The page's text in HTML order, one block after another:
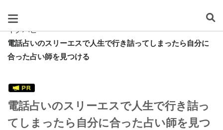
スグレタ
キクハピ
電話占いのスリーエスで人生で行き詰ってしまったら自分に
合った占い師を見つける
電話占いのスリーエスで人生で行き詰っ
てしまったら自分に合った占い師を見つ